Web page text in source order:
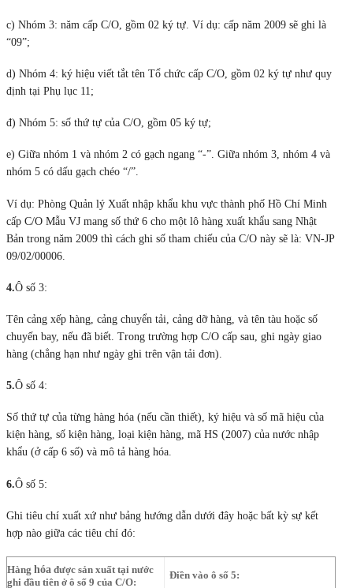
c) Nhóm 3: năm cấp C/O, gồm 02 ký tự. Ví dụ: cấp năm 2009 sẽ ghi là
“09”;
d) Nhóm 4: ký hiệu viết tắt tên Tổ chức cấp C/O, gồm 02 ký tự như quy
định tại Phụ lục 11;
đ) Nhóm 5: số thứ tự của C/O, gồm 05 ký tự;
e) Giữa nhóm 1 và nhóm 2 có gạch ngang “-”. Giữa nhóm 3, nhóm 4 và
nhóm 5 có dấu gạch chéo “/”.
Ví dụ: Phòng Quản lý Xuất nhập khẩu khu vực thành phố Hồ Chí Minh
cấp C/O Mẫu VJ mang số thứ 6 cho một lô hàng xuất khẩu sang Nhật
Bản trong năm 2009 thì cách ghi số tham chiếu của C/O này sẽ là: VN-JP
09/02/00006.
4.Ô số 3:
Tên cảng xếp hàng, cảng chuyển tải, cảng dỡ hàng, và tên tàu hoặc số
chuyến bay, nếu đã biết. Trong trường hợp C/O cấp sau, ghi ngày giao
hàng (chẳng hạn như ngày ghi trên vận tải đơn).
5.Ô số 4:
Số thứ tự của từng hàng hóa (nếu cần thiết), ký hiệu và số mã hiệu của
kiện hàng, số kiện hàng, loại kiện hàng, mã HS (2007) của nước nhập
khẩu (ở cấp 6 số) và mô tả hàng hóa.
6.Ô số 5:
Ghi tiêu chí xuất xứ như bảng hướng dẫn dưới đây hoặc bất kỳ sự kết
hợp nào giữa các tiêu chí đó:
Hàng hóa được sản xuất tại nước
ghi đầu tiên ở ô số 9 của C/O:
Điền vào ô số 5: